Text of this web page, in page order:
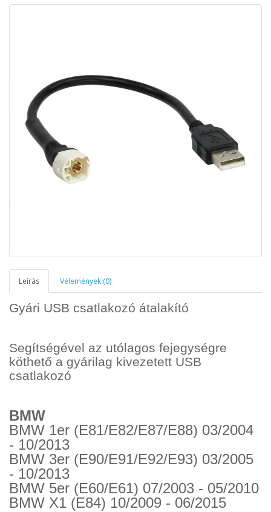
Leírás Vélemények (0)
Gyári USB csatlakozó átalakító
Segítségével az utólagos fejegységre
köthető a gyárilag kivezetett USB
csatlakozó
BMW
BMW 1er (E81/E82/E87/E88) 03/2004
- 10/2013
BMW 3er (E90/E91/E92/E93) 03/2005
- 10/2013
BMW 5er (E60/E61) 07/2003 - 05/2010
BMW X1 (E84) 10/2009 - 06/2015